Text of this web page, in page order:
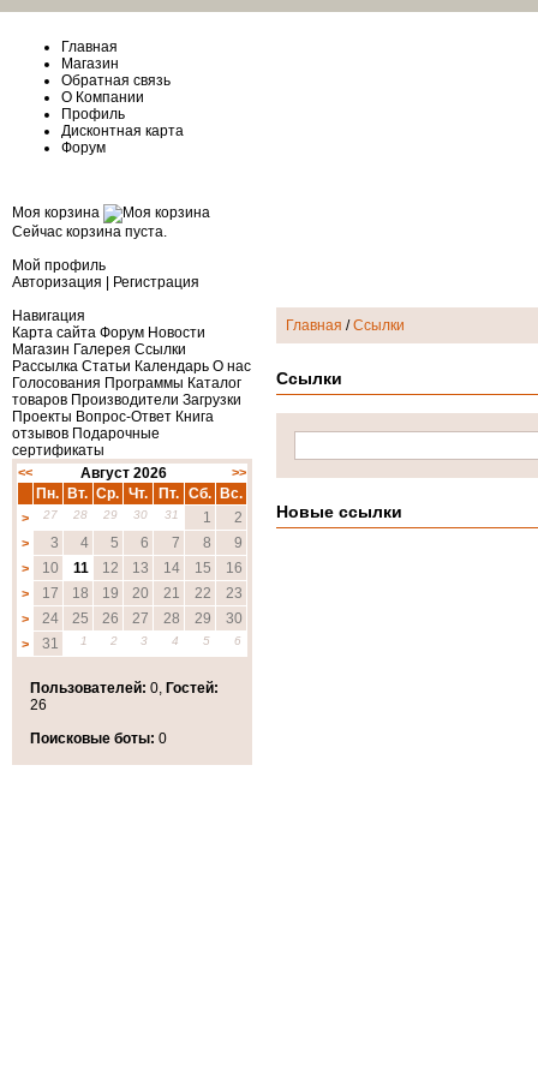
Главная
Магазин
Обратная связь
О Компании
Профиль
Дисконтная карта
Форум
Моя корзина
Сейчас корзина пуста.
Мой профиль
Авторизация
Регистрация
Навигация
Карта сайта Форум Новости
Магазин Галерея Ссылки
Рассылка Статьи Календарь О нас
Голосования Программы Каталог
товаров Производители Загрузки
Проекты Вопрос-Ответ Книга
отзывов Подарочные
сертификаты
<< Август 2026 >>
Пн. Вт. Ср. Чт. Пт. Сб. Вс.
> 27 28 29 30 31 1 2
> 3 4 5 6 7 8 9
> 10 11 12 13 14 15 16
> 17 18 19 20 21 22 23
> 24 25 26 27 28 29 30
> 31 1 2 3 4 5 6
Пользователей: 0, Гостей:
26
Поисковые боты: 0
Главная /Ссылки
Ссылки
Новые ссылки